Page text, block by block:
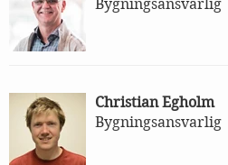
Bygningsansvarlig
Christian Egholm
Bygningsansvarlig